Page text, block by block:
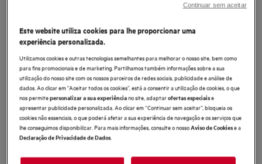
AAFEK1
Kit de ampliação para fritadeira Air
Fryer
0 (0)
Este website utiliza cookies para lhe proporcionar uma
experiência personalizada.
Utilizamos cookies e outras tecnologias semelhantes para melhorar o nosso site, bem como
para fins promocionais e de marketing. Partilhamos também informações sobre a sua
utilização do nosso site com os nossos parceiros de redes sociais, publicidade e análise de
dados. Ao clicar em "Aceitar todos os cookies”, está a consentir a utilização de cookies, o que
nos permitepersonalizar a sua experiênciano site, adaptarofertas especiaise
apresentar publicidade personalizada. Ao clicar em “Continuar sem aceitar”, bloqueia os
cookies não essenciais, o que poderá afetar a sua experiência de navegação e os serviços que
lhe conseguimos disponibilizar. Para mais informações, consulte o nossoAviso de Cookiese a
Declaração de Privacidade de Dados.
Continuar sem aceitar